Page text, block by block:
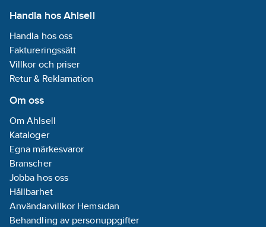
Handla hos Ahlsell
Handla hos oss
Faktureringssätt
Villkor och priser
Retur & Reklamation
Om oss
Om Ahlsell
Kataloger
Egna märkesvaror
Branscher
Jobba hos oss
Hållbarhet
Användarvillkor Hemsidan
Behandling av personuppgifter